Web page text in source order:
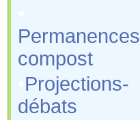
Permanences
compost
Projections-
débats